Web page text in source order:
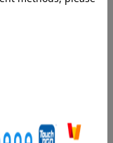
ペット食育士の資格
あるくぅ先生が、
食いつきの悪さや、
臓病などの疾患を持
も紹介します。
より）
別の対応策は？どこ
）
食の基本はここか
必要な栄養バラン